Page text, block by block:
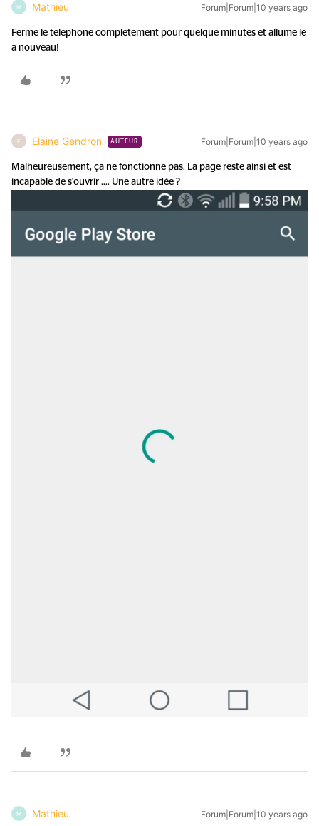
M Mathieu Forum|Forum|10 years ago
Ferme le telephone completement pour quelque minutes et allume le
a nouveau!
E Elaine Gendron AUTEUR Forum|Forum|10 years ago
Malheureusement, ça ne fonctionne pas. La page reste ainsi et est
incapable de s'ouvrir .... Une autre idée ?
M Mathieu Forum|Forum|10 years ago